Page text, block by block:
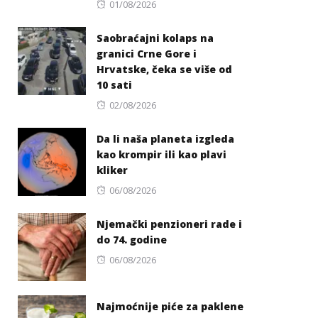
Posted
01/08/2026
Saobraćajni kolaps na
granici Crne Gore i
Hrvatske, čeka se više od
10 sati
Posted
02/08/2026
Da li naša planeta izgleda
kao krompir ili kao plavi
kliker
Posted
06/08/2026
Njemački penzioneri rade i
do 74. godine
Posted
06/08/2026
Najmoćnije piće za paklene